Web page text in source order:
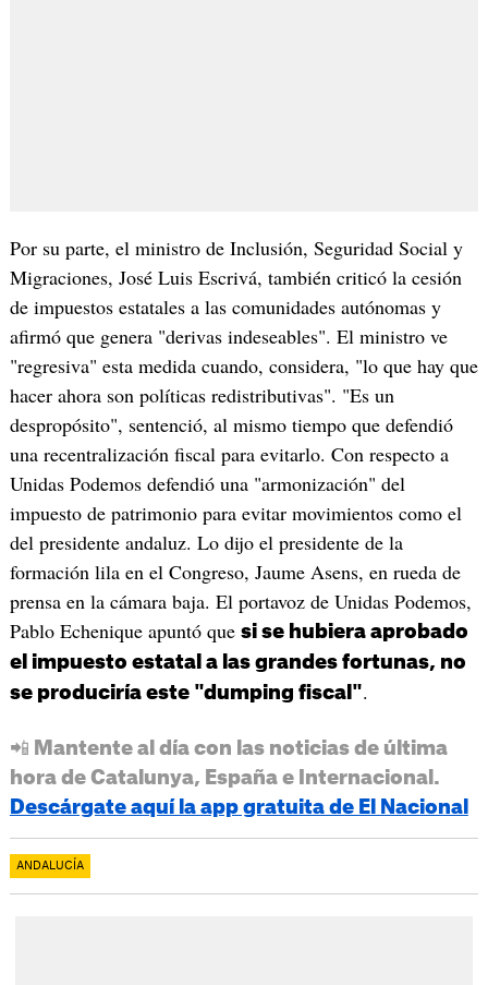
Por su parte, el ministro de Inclusión, Seguridad Social y
Migraciones, José Luis Escrivá, también criticó la cesión
de impuestos estatales a las comunidades autónomas y
afirmó que genera "derivas indeseables". El ministro ve
"regresiva" esta medida cuando, considera, "lo que hay que
hacer ahora son políticas redistributivas". "Es un
despropósito", sentenció, al mismo tiempo que defendió
una recentralización fiscal para evitarlo. Con respecto a
Unidas Podemos defendió una "armonización" del
impuesto de patrimonio para evitar movimientos como el
del presidente andaluz. Lo dijo el presidente de la
formación lila en el Congreso, Jaume Asens, en rueda de
prensa en la cámara baja. El portavoz de Unidas Podemos,
Pablo Echenique apuntó que si se hubiera aprobado
el impuesto estatal a las grandes fortunas, no
se produciría este "dumping fiscal".
📲 Mantente al día con las noticias de última
hora de Catalunya, España e Internacional.
Descárgate aquí la app gratuita de El Nacional
ANDALUCÍA